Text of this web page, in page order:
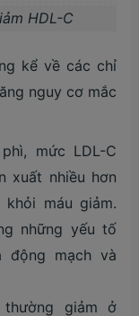
HDL-C
kể về các chỉ
nguy cơ mắc
mức LDL-C
xuất nhiều hơn
máu giảm.
những yếu tố
động mạch và
thường giảm ở